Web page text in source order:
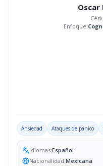
Oscar
Enfoque:
Ansiedad Ataques de pánico
Idiomas:Español
Nacionalidad:Mexicana